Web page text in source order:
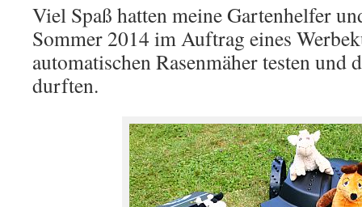
Viel Spaß hatten meine Gartenhelfer
Sommer 2014 im Auftrag eines
automatischen Rasenmäher testen und
durften.